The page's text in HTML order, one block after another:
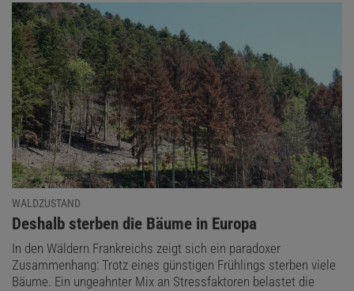
WALDZUSTAND
:
Deshalb sterben die Bäume in Europa
In den Wäldern Frankreichs zeigt sich ein paradoxer
Zusammenhang: Trotz eines günstigen Frühlings sterben viele
Bäume. Ein ungeahnter Mix an Stressfaktoren belastet die